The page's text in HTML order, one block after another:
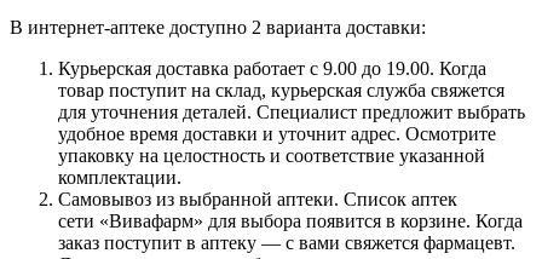
В интернет-аптеке доступно 2 варианта доставки:
Курьерская доставка работает с 9.00 до 19.00. Когда
товар поступит на склад, курьерская служба свяжется
для уточнения деталей. Специалист предложит выбрать
удобное время доставки и уточнит адрес. Осмотрите
упаковку на целостность и соответствие указанной
комплектации.
Самовывоз из выбранной аптеки. Список аптек
сети «Вивафарм» для выбора появится в корзине. Когда
заказ поступит в аптеку — с вами свяжется фармацевт.